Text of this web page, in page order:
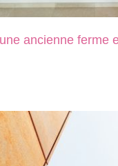
ancienne ferme